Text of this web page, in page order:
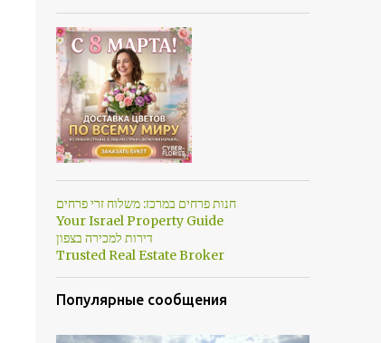
חנות פרחים במרכז: משלוח זרי פרחים
Your Israel Property Guide
דירות למכירה בצפון
Trusted Real Estate Broker
Популярные сообщения